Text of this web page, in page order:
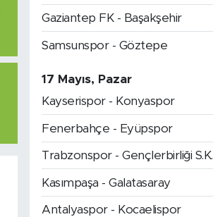
Gaziantep FK - Başakşehir
Samsunspor - Göztepe
17 Mayıs, Pazar
Kayserispor - Konyaspor
Fenerbahçe - Eyüpspor
Trabzonspor - Gençlerbirliği S.K.
Kasımpaşa - Galatasaray
Antalyaspor - Kocaelispor